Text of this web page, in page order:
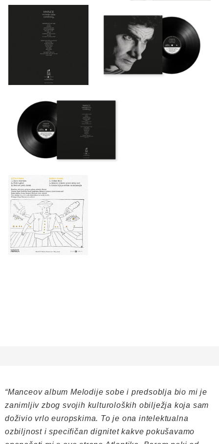
“Manceov album Melodije sobe i predsoblja bio mi je
zanimljiv zbog svojih kulturoloških obilježja koja sam
doživio vrlo europskima. To je ona intelektualna
ozbiljnost i specifičan dignitet kakve pokušavamo